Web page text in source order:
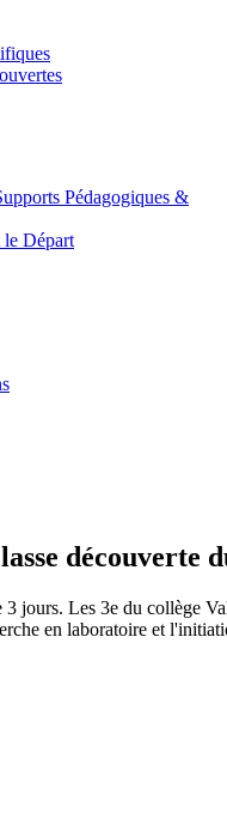
Pédagogiques &
le Départ
découverte
3 jours. Les 3e du collège
en laboratoire et